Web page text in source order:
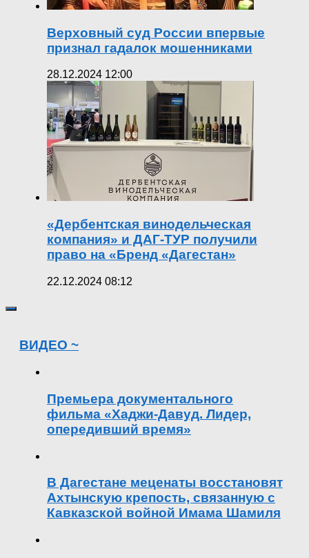
Верховный суд России впервые
признал гадалок мошенниками
28.12.2024 12:00
«Дербентская винодельческая
компания» и ДАГ-ТУР получили
право на «Бренд «Дагестан»
22.12.2024 08:12
ВИДЕО ~
Премьера документального
фильма «Хаджи-Давуд. Лидер,
опередивший время»
В Дагестане меценаты восстановят
Ахтынскую крепость, связанную с
Кавказской войной Имама Шамиля